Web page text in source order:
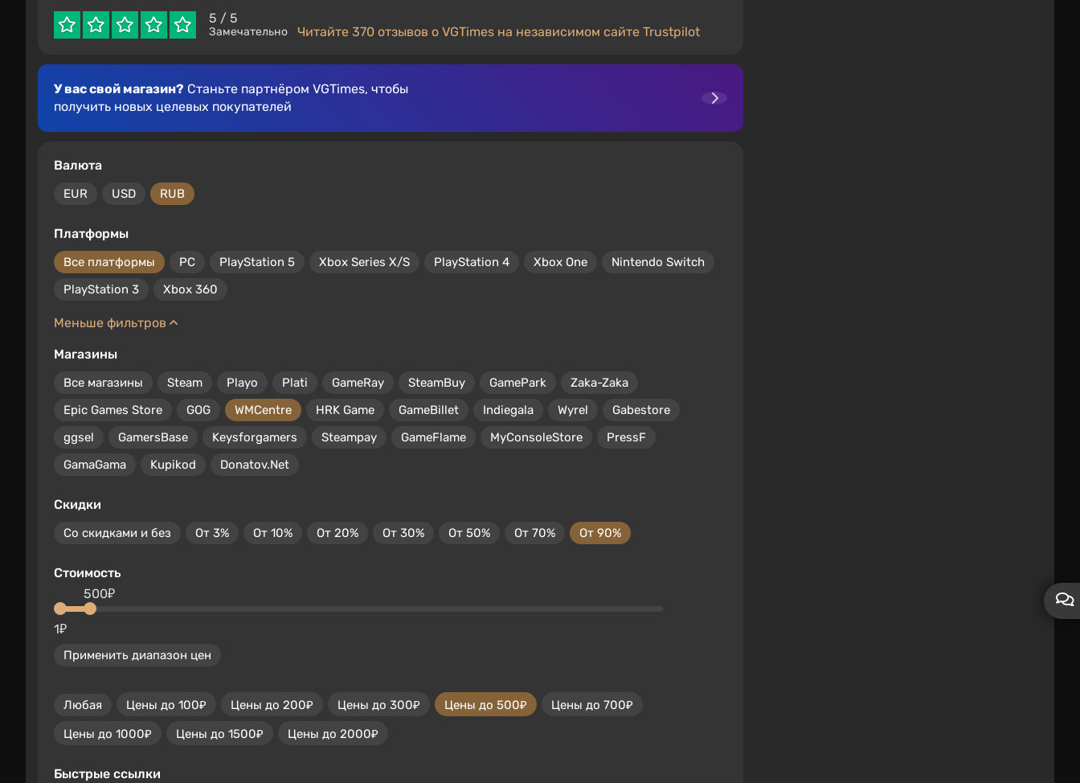
5 / 5
Замечательно Читайте 370 отзывов о VGTimes на независимом сайте Trustpilot
У вас свой магазин? Станьте партнёром VGTimes, чтобы
получить новых целевых покупателей
Валюта
EUR USD RUB
Платформы
Все платформы PC PlayStation 5 Xbox Series X/S PlayStation 4 Xbox One
Nintendo Switch
PlayStation 3
Xbox 360
Меньше фильтров
Магазины
Все магазины Steam Playo Plati GameRay SteamBuy GamePark
Zaka-Zaka
Epic Games Store
GOG WMCentre HRK Game GameBillet Indiegala Wyrel
Gabestore
ggsel
GamersBase Keysforgamers Steampay GameFlame MyConsoleStore
PressF
GamaGama
Kupikod Donatov.Net
Скидки
Со скидками и без От 3% От 10% От 20% От 30% От 50% От 70% От 90%
Стоимость
1₽
500₽
Применить диапазон цен
Любая Цены до 100₽ Цены до 200₽ Цены до 300₽ Цены до 500₽
Цены до 700₽
Цены до 1000₽
Цены до 1500₽ Цены до 2000₽
Быстрые ссылки